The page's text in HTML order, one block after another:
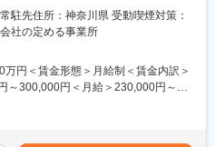
て多少前後しますが全社月平均残業
。年間休日120日以上を確保してお
しっかりと確保できる環境の準備が
業が着任しており、定期的な面談な
就業をサポート。
想定しています。
駐先住所：神奈川県 受動喫煙対策：
社の定める事業所
円＜賃金形態＞月給制＜賃金内訳＞
～300,000円＜月給＞230,000円～